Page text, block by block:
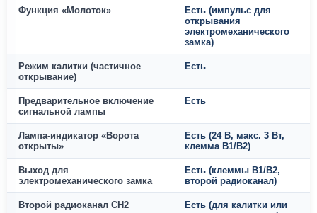
Функция «Молоток»
Есть (импульс для
открывания
электромеханического
замка)
Режим калитки (частичное
открывание)
Есть
Предварительное включение
сигнальной лампы
Есть
Лампа-индикатор «Ворота
открыты»
Есть (24 В, макс. 3 Вт,
клемма B1/B2)
Выход для
электромеханического замка
Есть (клеммы B1/B2,
второй радиоканал)
Второй радиоканал CH2
Есть (для калитки или